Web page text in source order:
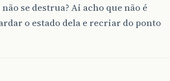
se destrua? Ai acho que não é
o estado dela e recriar do ponto